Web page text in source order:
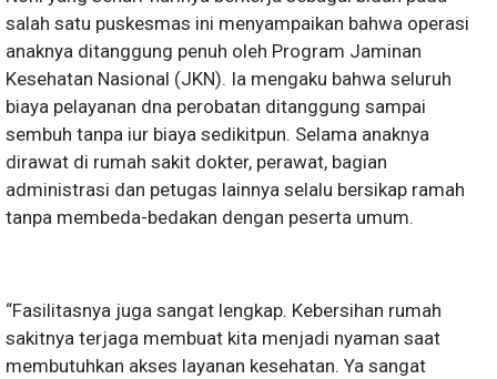
salah satu puskesmas ini menyampaikan bahwa operasi
anaknya ditanggung penuh oleh Program Jaminan
Kesehatan Nasional (JKN). Ia mengaku bahwa seluruh
biaya pelayanan dna perobatan ditanggung sampai
sembuh tanpa iur biaya sedikitpun. Selama anaknya
dirawat di rumah sakit dokter, perawat, bagian
administrasi dan petugas lainnya selalu bersikap ramah
tanpa membeda-bedakan dengan peserta umum.
“Fasilitasnya juga sangat lengkap. Kebersihan rumah
sakitnya terjaga membuat kita menjadi nyaman saat
membutuhkan akses layanan kesehatan. Ya sangat